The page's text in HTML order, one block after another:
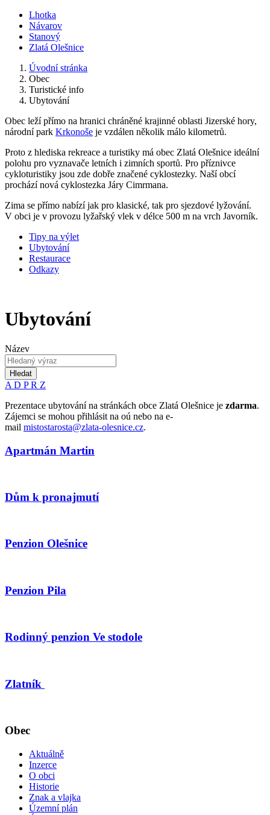
Lhotka
Návarov
Stanový
Zlatá Olešnice
Úvodní stránka
Obec
Turistické info
Ubytování
Obec leží přímo na hranici chráněné krajinné oblasti Jizerské hory,
národní park Krkonoše je vzdálen několik málo kilometrů.
Proto z hlediska rekreace a turistiky má obec Zlatá Olešnice ideální
polohu pro vyznavače letních i zimních sportů. Pro příznivce
cykloturistiky jsou zde dobře značené cyklostezky. Naší obcí
prochází nová cyklostezka Járy Cimrmana.
Zima se přímo nabízí jak pro klasické, tak pro sjezdové lyžování.
V obci je v provozu lyžařský vlek v délce 500 m na vrch Javorník.
Tipy na výlet
Ubytování
Restaurace
Odkazy
Ubytování
Název
Hledat
A D PR Z
Prezentace ubytování na stránkách obce Zlatá Olešnice je zdarma.
Zájemci se mohou přihlásit na oú nebo na e-
mail mistostarosta@zlata-olesnice.cz.
Apartmán Martin
Dům k pronajmutí
Penzion Olešnice
Penzion Pila
Rodinný penzion Ve stodole
Zlatník
Obec
Aktuálně
Inzerce
O obci
Historie
Znak a vlajka
Územní plán